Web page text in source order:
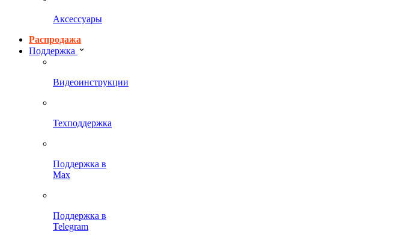
Аксессуары
Распродажа
Поддержка
Видеоинструкции
Техподдержка
Поддержка в
Max
Поддержка в
Telegram